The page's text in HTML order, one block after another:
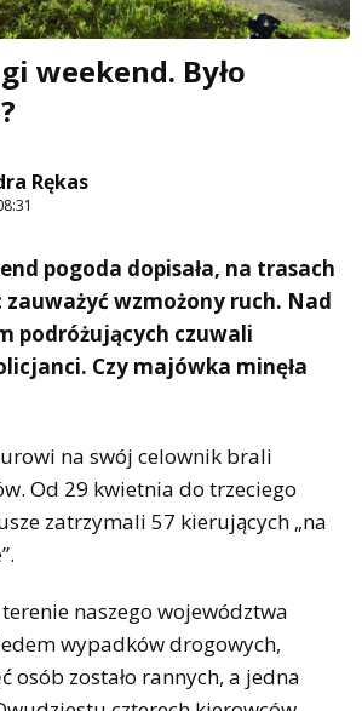
weekend. Było
Rękas
pogoda dopisała, na trasach
zauważyć wzmożony ruch. Nad
podróżujących czuwali
Czy majówka minęła
na swój celownik brali
Od 29 kwietnia do trzeciego
zatrzymali 57 kierujących „na
naszego województwa
wypadków drogowych,
osób zostało rannych, a jedna